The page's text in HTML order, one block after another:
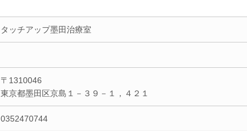
タッチアップ墨田治療室
〒1310046
東京都墨田区京島１－３９－１，４２１
0352470744